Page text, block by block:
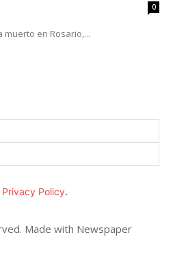
0
muerto en Rosario,...
Privacy Policy.
Made with Newspaper